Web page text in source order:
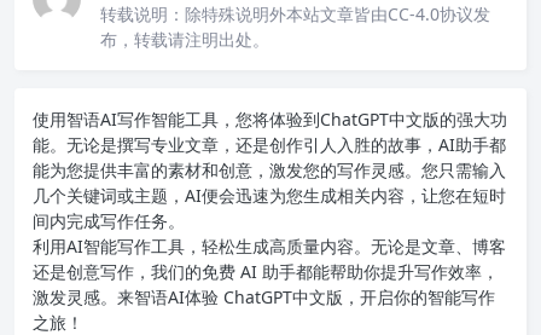
转载说明： 除特殊说明外本站文章皆由CC-4.0协议发
布，转载请注明出处。
使用智语AI写作智能工具，您将体验到ChatGPT中文版的强大功
能。无论是撰写专业文章，还是创作引人入胜的故事，AI助手都
能为您提供丰富的素材和创意，激发您的写作灵感。您只需输入
几个关键词或主题，AI便会迅速为您生成相关内容，让您在短时
间内完成写作任务。
利用AI智能写作工具，轻松生成高质量内容。无论是文章、博客
还是创意写作，我们的免费 AI 助手都能帮助你提升写作效率，
激发灵感。来智语AI体验 ChatGPT中文版 ，开启你的智能写作
之旅！